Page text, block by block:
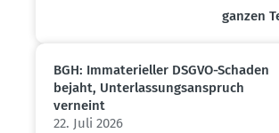
ganzen
BGH: Immate­ri­eller DSGVO-Schaden
bejaht, Unter­las­sungs­an­spruch
verneint
22. Juli 2026